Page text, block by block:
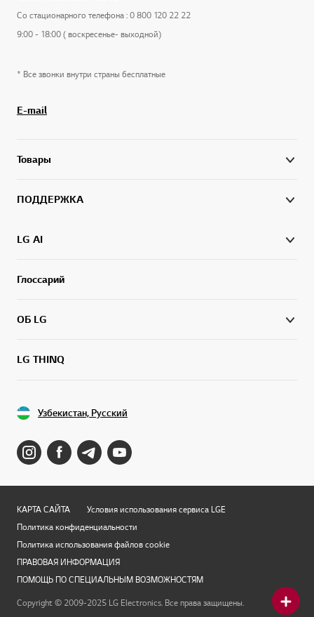
Со стационарного телефона : 0 800 120 22 22
9:00 - 18:00 ( воскресенье- выходной)
* Все звонки внутри страны бесплатные
E-mail
Товары
ПОДДЕРЖКА
LG AI
Глоссарий
ОБ LG
LG THINQ
Узбекистан, Русский
КАРТА САЙТА
Условия использования сервиса LGE
Политика конфиденциальности
Политика использования файлов cookie
ПРАВОВАЯ ИНФОРМАЦИЯ
ПОМОЩЬ ПО СПЕЦИАЛЬНЫМ ВОЗМОЖНОСТЯМ
Copyright © 2009-2025 LG Electronics. Все права защищены.